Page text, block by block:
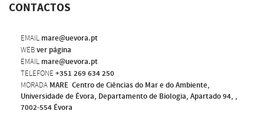
CONTACTOS
EMAIL mare@uevora.pt
WEBver página
EMAIL mare@uevora.pt
TELEFONE +351 269 634 250
MORADA MARE  Centro de Ciências do Mar e do Ambiente,
Universidade de Évora, Departamento de Biologia, Apartado 94, ,
7002-554 Évora